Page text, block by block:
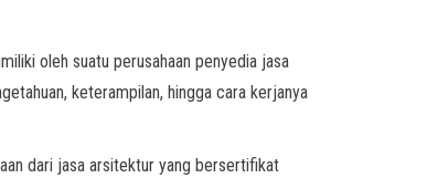
oleh suatu perusahaan penyedia jasa
keterampilan, hingga cara kerjanya
dari jasa arsitektur yang bersertifikat